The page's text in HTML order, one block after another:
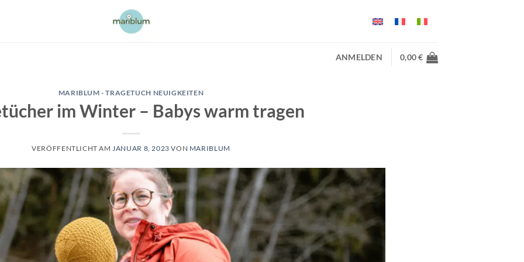
ANMELDEN 0,00€
MARIBLUM - TRAGETUCH NEUIGKEITEN
im Winter – Babys warm tragen
VERÖFFENTLICHT AM JANUAR 8, 2023 VON MARIBLUM